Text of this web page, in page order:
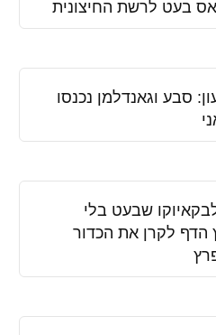
בעט לרשת החיצונית
סבע וגאנדלמן נכנסו
שבעט בלי
הדף לקרן את הכדור